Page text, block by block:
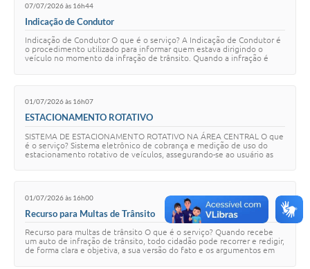
07/07/2026 às 16h44
Indicação de Condutor
Indicação de Condutor O que é o serviço? A Indicação de Condutor é
o procedimento utilizado para informar quem estava dirigindo o
veículo no momento da infração de trânsito. Quando a infração é
01/07/2026 às 16h07
ESTACIONAMENTO ROTATIVO
SISTEMA DE ESTACIONAMENTO ROTATIVO NA ÁREA CENTRAL O que
é o serviço? Sistema eletrônico de cobrança e medição de uso do
estacionamento rotativo de veículos, assegurando-se ao usuário as
01/07/2026 às 16h00
Recurso para Multas de Trânsito
Recurso para multas de trânsito O que é o serviço? Quando recebe
um auto de infração de trânsito, todo cidadão pode recorrer e redigir,
de forma clara e objetiva, a sua versão do fato e os argumentos em